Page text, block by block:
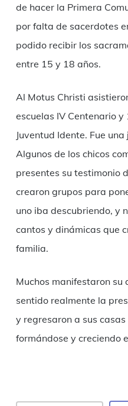
de hacer la Primera
por falta de sacerdotes
podido recibir los
entre 15 y 18 años.
Al Motus Christi
escuelas IV Centenario y
Juventud Idente. Fue
Algunos de los chicos
presentes su testimonio
crearon grupos para
uno iba descubriendo, y
cantos y dinámicas que
familia.
Muchos manifestaron
sentido realmente la
y regresaron a sus
formándose y creciendo